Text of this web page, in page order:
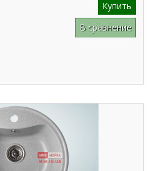
Купить
В сравнение